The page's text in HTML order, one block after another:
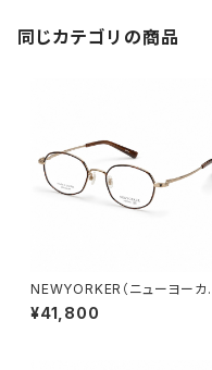
同じカテゴリの商品
NEWYORKER（ニューヨーカ
ー）NY6305 GPW2 47□20-
140 ／ 0078512
¥41,800